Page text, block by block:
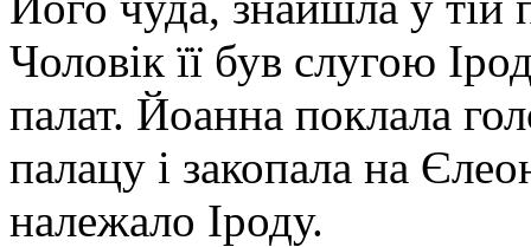
Чоловік її був слугою
палат. Йоанна поклала
палацу і закопала на
належало Іроду.